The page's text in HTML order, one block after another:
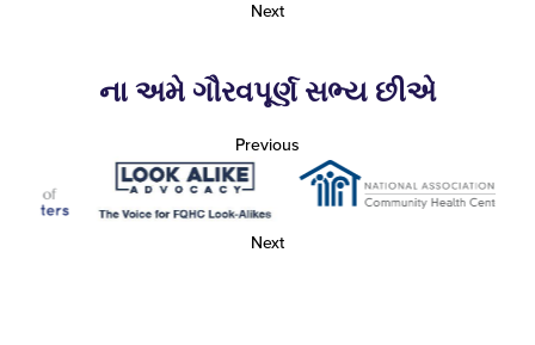
Next
ના અમે ગૌરવપૂર્ણ સભ્ય છીએ
Previous
Next